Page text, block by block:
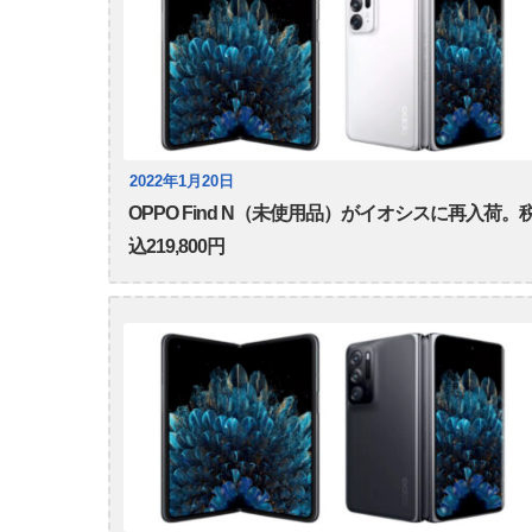
2022年1月20日
OPPO Find N（未使用品）がイオシスに再入荷。
込219,800円